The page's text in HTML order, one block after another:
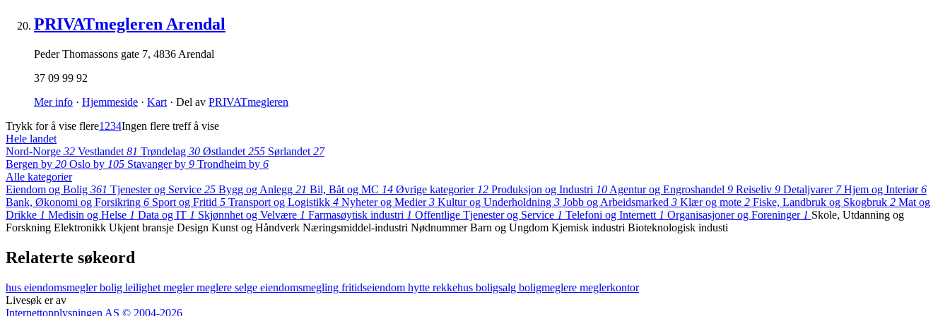
PRIVATmegleren Arendal
Peder Thomassons gate 7, 4836 Arendal
37 09 99 92
Mer info · Hjemmeside · Kart · Del av PRIVATmegleren
Trykk for å vise flere1 234Ingen flere treff å vise
Hele landet
Nord-Norge 32 Vestlandet 81 Trøndelag 30 Østlandet 255 Sørlandet 27
Bergen by 20 Oslo by 105 Stavanger by 9 Trondheim by 6
Alle kategorier
Eiendom og Bolig 361 Tjenester og Service 25 Bygg og Anlegg 21 Bil, Båt og MC 14 Øvrige kategorier 12 Produksjon og Industri 10 Agentur og Engroshandel 9 Reiseliv 9 Detaljvarer 7 Hjem og Interiør6
Bank, Økonomi og Forsikring 6 Sport og Fritid 5 Transport og Logistikk 4 Nyheter og Medier3 Kultur og Underholdning 3 Jobb og Arbeidsmarked 3 Klær og mote 2 Fiske, Landbruk og Skogbruk 2 Mat og
Drikke 1 Medisin og Helse 1 Data og IT 1 Skjønnhet og Velvære 1 Farmasøytisk industri 1 Offentlige Tjenester og Service 1 Telefoni og Internett 1 Organisasjoner og Foreninger 1 Skole, Utdanning og
Forskning Elektronikk Ukjent bransje Design Kunst og Håndverk Næringsmiddel-industri NødnummerBarn og Ungdom Kjemisk industri Bioteknologisk industi
Relaterte søkeord
hus eiendomsmeglerbolig leilighet meglermeglere selge eiendomsmegling fritidseiendom hytte rekkehus boligsalg boligmeglere meglerkontor
Livesøk er av
Internettopplysningen AS © 2004-2026